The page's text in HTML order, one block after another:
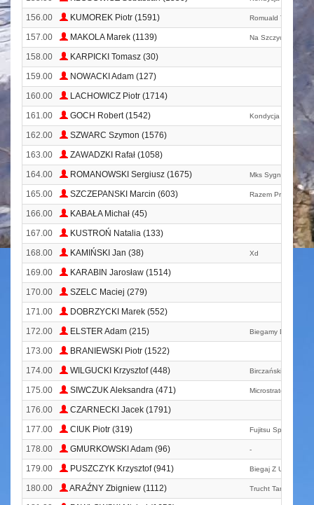
156.00 KUMOREK Piotr (1591) Romuald Team
157.00 MAKOLA Marek (1139) Na Szczycie Góry
158.00
KARPICKI Tomasz (30)
159.00
NOWACKI Adam (127)
160.00
LACHOWICZ Piotr (1714)
161.00
GOCH Robert (1542) Kondycja
162.00
SZWARC Szymon (1576)
163.00
ZAWADZKI Rafał (1058)
164.00
ROMANOWSKI Sergiusz (1675) Mks Sygnał Chodel
165.00 SZCZEPANSKI Marcin (603) Razem Przeciwko
166.00
KABAŁA Michał (45)
167.00
KUSTROŃ Natalia (133)
168.00
KAMIŃSKI Jan (38) Xd
169.00
KARABIN Jarosław (1514)
170.00
SZELC Maciej (279)
171.00
DOBRZYCKI Marek (552)
172.00
ELSTER Adam (215) Biegamy Dla
173.00
BRANIEWSKI Piotr (1522)
174.00
WILGUCKI Krzysztof (448) Birczańskie Łotry
175.00 SIWCZUK Aleksandra (471) Microstrategy
176.00
CZARNECKI Jacek (1791)
177.00
CIUK Piotr (319) Fujitsu Sport
178.00 GMURKOWSKI Adam (96) -
179.00 PUSZCZYK Krzysztof (941) Biegaj Z Ursusem
180.00 ARAŹNY Zbigniew (1112) Trucht Tarchomin